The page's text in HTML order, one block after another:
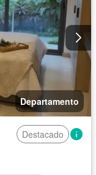
Departamento
Destacado